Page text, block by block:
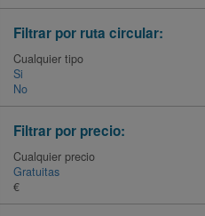
Filtrar por ruta circular:
Cualquier tipo
Si
No
Filtrar por precio:
Cualquier precio
Gratuitas
€